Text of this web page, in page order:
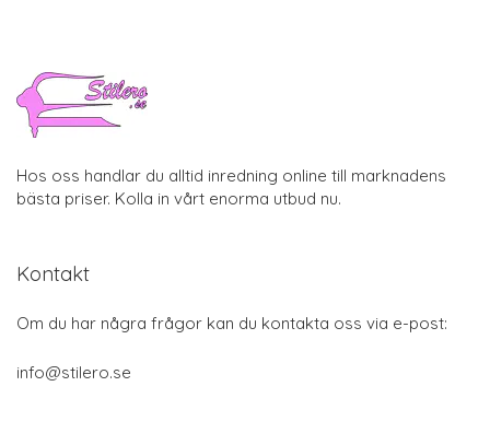
Hos oss handlar du alltid inredning online till marknadens
bästa priser. Kolla in vårt enorma utbud nu.
Kontakt
Om du har några frågor kan du kontakta oss via e-post:
info@stilero.se